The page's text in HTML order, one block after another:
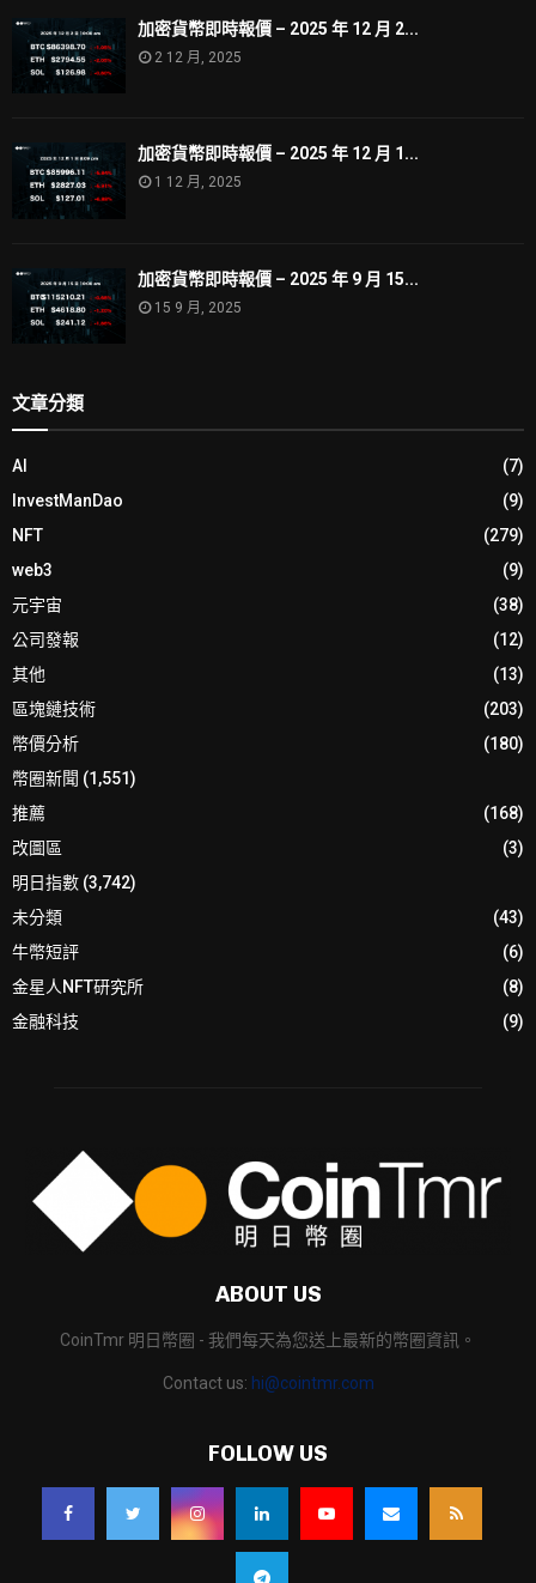
加密貨幣即時報價 – 2025 年 12 月 2...
2 12 月, 2025
加密貨幣即時報價 – 2025 年 12 月 1...
1 12 月, 2025
加密貨幣即時報價 – 2025 年 9 月 15...
15 9 月, 2025
文章分類
AI
(7)
InvestManDao
(9)
NFT
(279)
web3
(9)
元宇宙
(38)
公司發報
(12)
其他
(13)
區塊鏈技術
(203)
幣價分析
(180)
幣圈新聞 (1,551)
推薦
(168)
改圖區
(3)
明日指數 (3,742)
未分類
(43)
牛幣短評
(6)
金星人NFT研究所
(8)
金融科技
(9)
ABOUT US
CoinTmr 明日幣圈 - 我們每天為您送上最新的幣圈資訊。
Contact us: hi@cointmr.com
FOLLOW US